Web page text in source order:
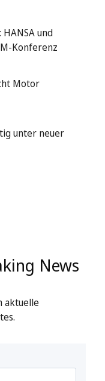
und
Konferenz
Motor
unter neuer
News
aktuelle